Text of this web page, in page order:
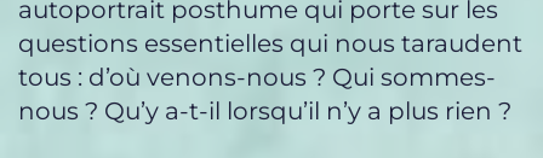
autoportrait posthume qui porte sur les
questions essentielles qui nous taraudent
tous : d’où venons-nous ? Qui sommes-
nous ? Qu’y a-t-il lorsqu’il n’y a plus rien ?